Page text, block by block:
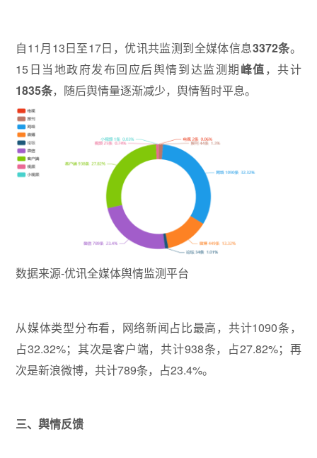
自11月13日至17日，优讯共监测到全媒体信息3372条。
15日当地政府发布回应后舆情到达监测期峰值，共计
1835条，随后舆情量逐渐减少，舆情暂时平息。
数据来源-优讯全媒体舆情监测平台
从媒体类型分布看，网络新闻占比最高，共计1090条，
占32.32%；其次是客户端，共计938条，占27.82%；再
次是新浪微博，共计789条，占23.4%。
三、舆情反馈